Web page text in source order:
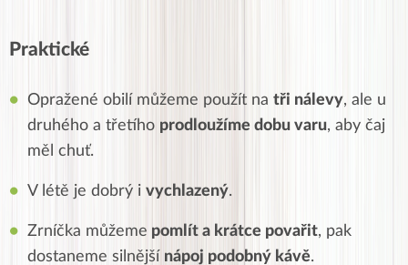
Praktické
Opražené obilí můžeme použít na tři nálevy, ale u
druhého a třetího prodloužíme dobu varu, aby čaj
měl chuť.
V létě je dobrý i vychlazený.
Zrníčka můžeme pomlít a krátce povařit, pak
dostaneme silnější nápoj podobný kávě.